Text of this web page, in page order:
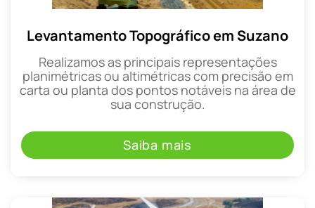
Levantamento Topográfico em Suzano
Realizamos as principais representações
planimétricas ou altimétricas com precisão em
carta ou planta dos pontos notáveis na área de
sua construção.
Saiba mais